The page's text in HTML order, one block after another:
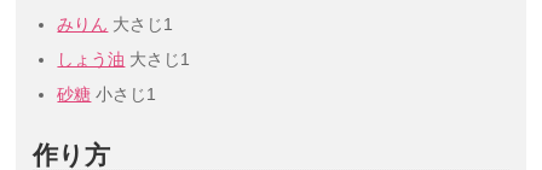
みりん 大さじ1
しょう油 大さじ1
砂糖 小さじ1
作り方